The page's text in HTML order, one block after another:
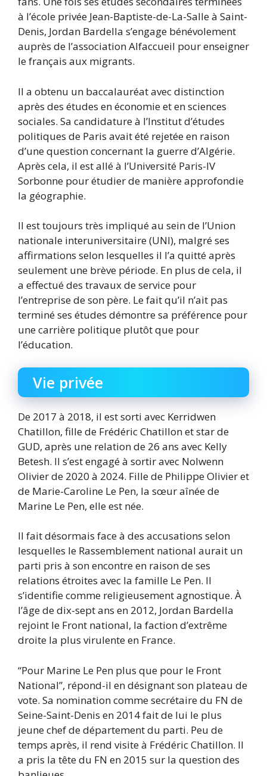
à l’école privée Jean-Baptiste-de-La-Salle à Saint-
Denis, Jordan Bardella s’engage bénévolement
auprès de l’association Alfaccueil pour enseigner
le français aux migrants.
Il a obtenu un baccalauréat avec distinction
après des études en économie et en sciences
sociales. Sa candidature à l’Institut d’études
politiques de Paris avait été rejetée en raison
d’une question concernant la guerre d’Algérie.
Après cela, il est allé à l’Université Paris-IV
Sorbonne pour étudier de manière approfondie
la géographie.
Il est toujours très impliqué au sein de l’Union
nationale interuniversitaire (UNI), malgré ses
affirmations selon lesquelles il l’a quitté après
seulement une brève période. En plus de cela, il
a effectué des travaux de service pour
l’entreprise de son père. Le fait qu’il n’ait pas
terminé ses études démontre sa préférence pour
une carrière politique plutôt que pour
l’éducation.
Vie privée
De 2017 à 2018, il est sorti avec Kerridwen
Chatillon, fille de Frédéric Chatillon et star de
GUD, après une relation de 26 ans avec Kelly
Betesh. Il s’est engagé à sortir avec Nolwenn
Olivier de 2020 à 2024. Fille de Philippe Olivier et
de Marie-Caroline Le Pen, la sœur aînée de
Marine Le Pen, elle est née.
Il fait désormais face à des accusations selon
lesquelles le Rassemblement national aurait un
parti pris à son encontre en raison de ses
relations étroites avec la famille Le Pen. Il
s’identifie comme religieusement agnostique. À
l’âge de dix-sept ans en 2012, Jordan Bardella
rejoint le Front national, la faction d’extrême
droite la plus virulente en France.
“Pour Marine Le Pen plus que pour le Front
National”, répond-il en désignant son plateau de
vote. Sa nomination comme secrétaire du FN de
Seine-Saint-Denis en 2014 fait de lui le plus
jeune chef de département du parti. Peu de
temps après, il rend visite à Frédéric Chatillon. Il
a pris la tête du FN en 2015 sur la question des